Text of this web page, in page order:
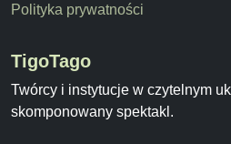
Polityka prywatności
TigoTago
Twórcy i instytucje w czytelnym
skomponowany spektakl.